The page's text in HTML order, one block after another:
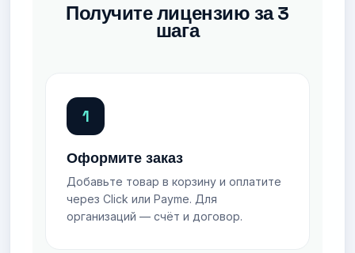
Получите лицензию за 3
шага
1
Оформите заказ
Добавьте товар в корзину и оплатите
через Click или Payme. Для
организаций — счёт и договор.